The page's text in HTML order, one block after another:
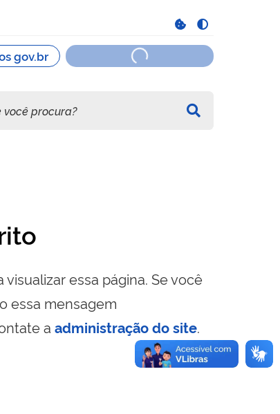
essa página. Se você
essa mensagem
a administração do site.